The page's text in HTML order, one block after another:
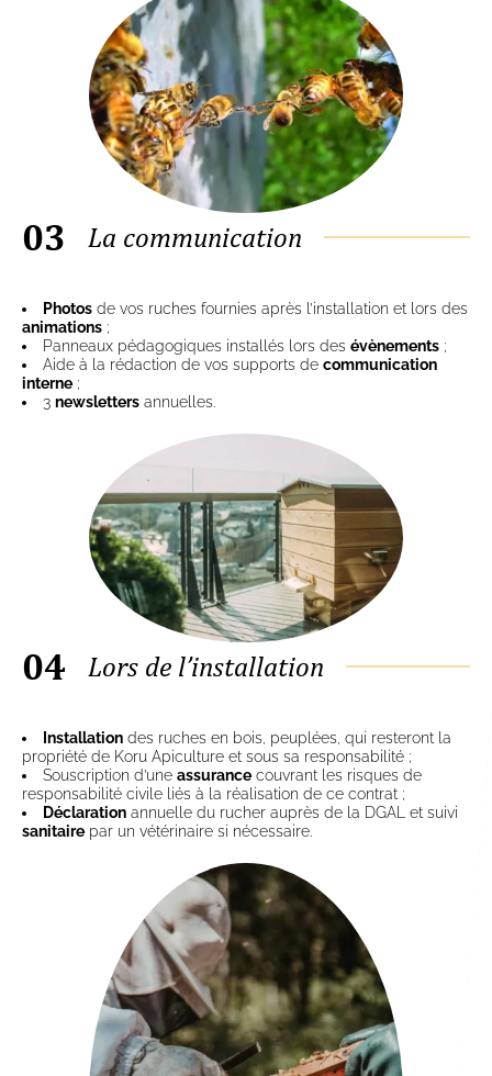
03 La communication
Photosde vos ruches fournies après l’installation et lors des
animations ;
Panneaux pédagogiques installés lors des évènements;
Aide à la rédaction de vos supports de communication
interne ;
3 newslettersannuelles.
04 Lors de l’installation
Installationdes ruches en bois, peuplées, qui resteront la
propriété de Koru Apiculture et sous sa responsabilité ;
Souscription d’une assurancecouvrant les risques de
responsabilité civile liés à la réalisation de ce contrat ;
Déclarationannuelle du rucher auprès de la DGAL et suivi
sanitaire par un vétérinaire si nécessaire.